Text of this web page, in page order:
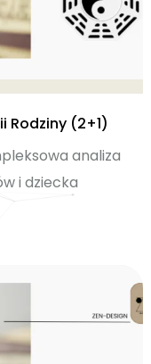
Rodziny (2+1)
analiza
i dziecka